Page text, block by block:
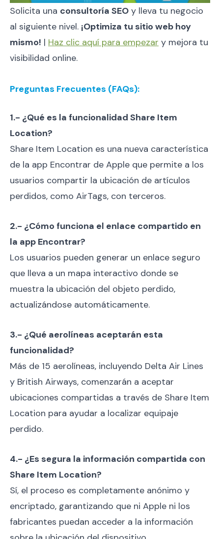
Solicita una consultoría SEO y lleva tu negocio
al siguiente nivel. ¡Optimiza tu sitio web hoy
mismo! | Haz clic aquí para empezar y mejora tu
visibilidad online.
Preguntas Frecuentes (FAQs):
1.- ¿Qué es la funcionalidad Share Item
Location?
Share Item Location es una nueva característica
de la app Encontrar de Apple que permite a los
usuarios compartir la ubicación de artículos
perdidos, como AirTags, con terceros.
2.- ¿Cómo funciona el enlace compartido en
la app Encontrar?
Los usuarios pueden generar un enlace seguro
que lleva a un mapa interactivo donde se
muestra la ubicación del objeto perdido,
actualizándose automáticamente.
3.- ¿Qué aerolíneas aceptarán esta
funcionalidad?
Más de 15 aerolíneas, incluyendo Delta Air Lines
y British Airways, comenzarán a aceptar
ubicaciones compartidas a través de Share Item
Location para ayudar a localizar equipaje
perdido.
4.- ¿Es segura la información compartida con
Share Item Location?
Sí, el proceso es completamente anónimo y
encriptado, garantizando que ni Apple ni los
fabricantes puedan acceder a la información